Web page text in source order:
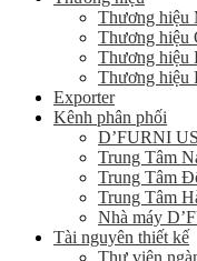
Thương
Thương hiệu
Thương hiệu
Thương hiệu
Exporter
Kênh phân phối
D’FURNI
Trung Tâm
Trung Tâm
Trung Tâm
Nhà máy
Tài nguyên thiết kế
Thư viện